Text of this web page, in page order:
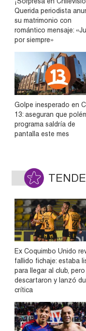
Querida periodista
su matrimonio con
romántico mensaje:
por siempre»
Golpe inesperado en
13: aseguran que
programa saldría de
pantalla este mes
Ex Coquimbo Unido
fallido fichaje: estaba
para llegar al club,
descartaron y lanzó
crítica